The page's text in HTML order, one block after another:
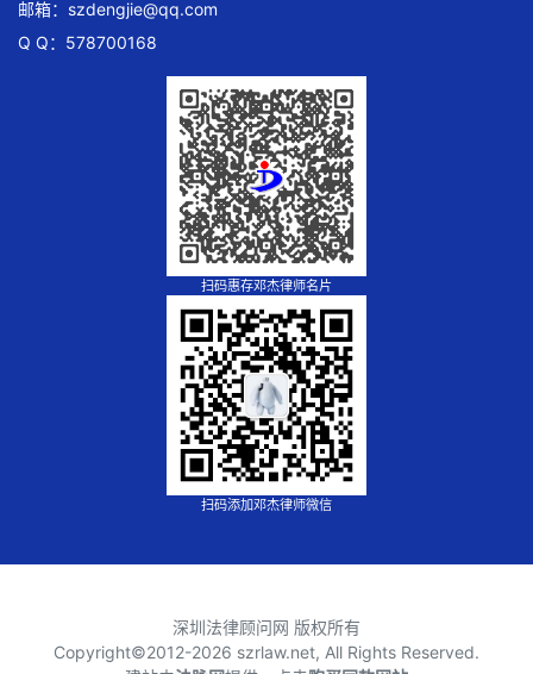
邮箱： szdengjie@qq.com
Q Q：578700168
扫码惠存邓杰律师名片
扫码添加邓杰律师微信
深圳法律顾问网 版权所有
Copyright©2012-2026 szrlaw.net, All Rights Reserved.